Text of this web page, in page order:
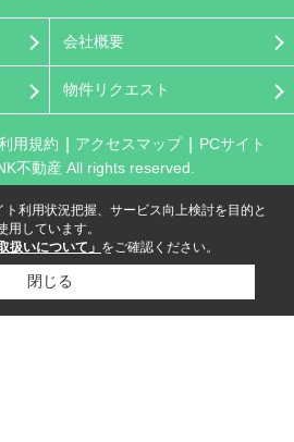
会社概要
物件リクエスト
用規約 アクセスマップ
PCサイト
不動産 All rights reserved.
利用状況把握、サービス向上検討を目的と
しています。
扱いについて」 をご確認ください。
閉じる